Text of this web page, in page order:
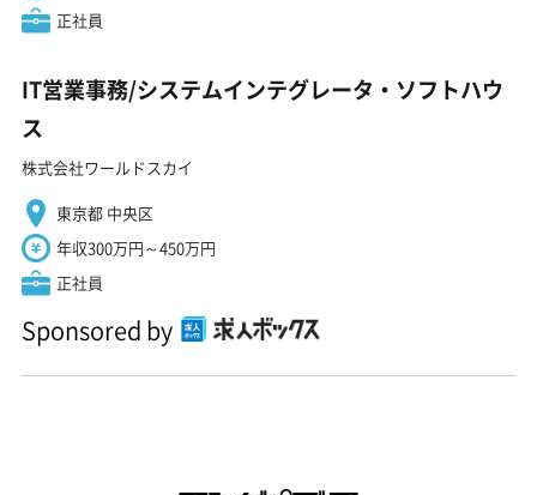
正社員
IT営業事務/システムインテグレータ・ソフトハウ
ス
株式会社ワールドスカイ
東京都 中央区
年収300万円～450万円
正社員
Sponsored by